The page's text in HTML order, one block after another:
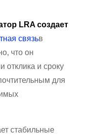
LRA создает
связьв
что он
отклика и сроку
для
стабильные